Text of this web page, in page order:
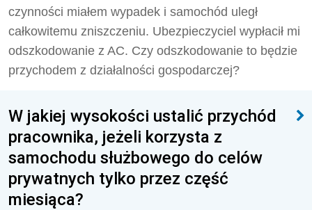
czynności miałem wypadek i samochód uległ
całkowitemu zniszczeniu. Ubezpieczyciel wypłacił mi
odszkodowanie z AC. Czy odszkodowanie to będzie
przychodem z działalności gospodarczej?
W jakiej wysokości ustalić przychód
pracownika, jeżeli korzysta z
samochodu służbowego do celów
prywatnych tylko przez część
miesiąca?